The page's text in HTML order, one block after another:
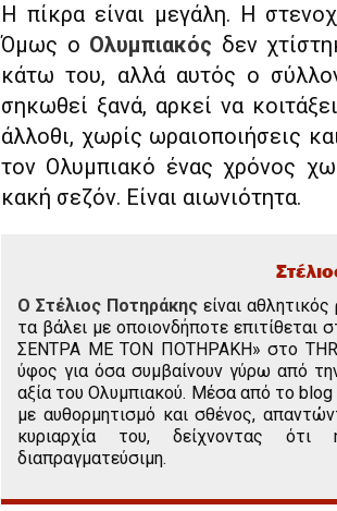
Η πίκρα είναι μεγάλη. Η
Όμως ο Ολυμπιακός δεν
κάτω του, αλλά αυτός ο
σηκωθεί ξανά, αρκεί να
άλλοθι, χωρίς ωραιοποιήσεις
τον Ολυμπιακό ένας χρόνος
κακή σεζόν. Είναι αιωνιότητα.
Ο Στέλιος Ποτηράκης είναι
τα βάλει με οποιονδήποτε επιτίθεται
ΣΕΝΤΡΑ ΜΕ ΤΟΝ ΠΟΤΗΡΑΚΗ» στο
ύφος για όσα συμβαίνουν γύρω από
αξία του Ολυμπιακού. Μέσα από το blog
με αυθορμητισμό και σθένος,
κυριαρχία του, δείχνοντας ότι
διαπραγματεύσιμη.